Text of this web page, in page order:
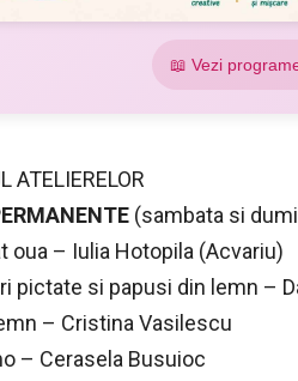
📖 Vezi
ATELIERELOR
(sambata si
oua – Iulia Hotopila (Acvariu)
pictate si papusi din lemn –
– Cristina Vasilescu
– Cerasela Busuioc